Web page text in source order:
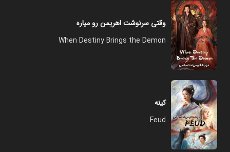
وقتی سرنوشت اهریمن رو میاره
When Destiny Brings the Demon
کینه
Feud